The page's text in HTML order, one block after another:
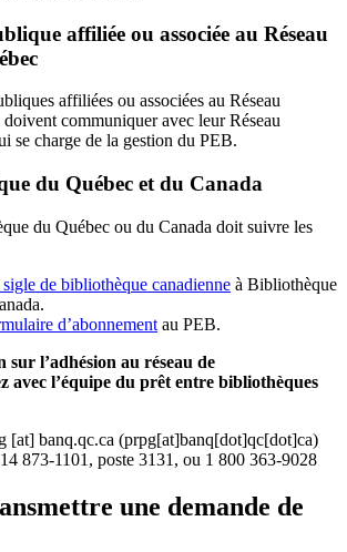
affiliée ou associée au Réseau
affiliées ou associées au Réseau
communiquer avec leur Réseau
se charge de la gestion du PEB.
du Québec et du Canada
du Québec ou du Canada doit suivre les
de bibliothèque canadienne à Bibliothèque
d’abonnement au PEB.
sur l’adhésion au réseau de
avec l’équipe du prêt entre bibliothèques
[at] banq.qc.ca (prpg[at]banq[dot]qc[dot]ca)
873-1101, poste 3131, ou 1 800 363-9028
une demande de